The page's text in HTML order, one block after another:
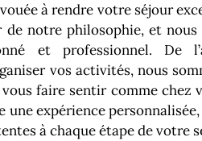
à rendre votre séjour
notre philosophie, et nous
et professionnel. De
vos activités, nous
faire sentir comme chez
une expérience
à chaque étape de votre